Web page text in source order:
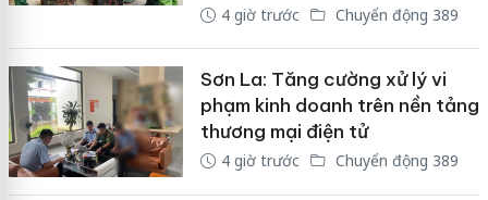
4 giờ trước Chuyển động 389
Sơn La: Tăng cường xử lý vi
phạm kinh doanh trên nền tảng
thương mại điện tử
4 giờ trước Chuyển động 389